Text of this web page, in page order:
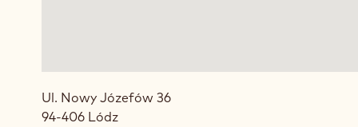
Ul. Nowy Józefów 36
94-406 Lódz